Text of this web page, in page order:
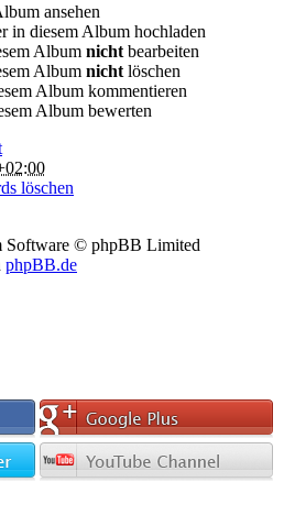
ansehen
in diesem Album hochladen
Album nicht bearbeiten
Album nicht löschen
Album kommentieren
Album bewerten
löschen
Software © phpBB Limited
phpBB.de